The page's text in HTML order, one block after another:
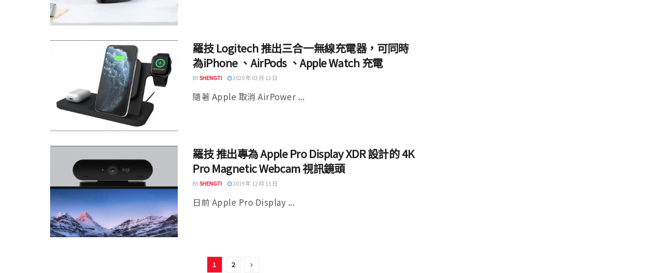
羅技 Logitech 推出三合一無線充電器，可同時
為iPhone 、AirPods 、Apple Watch 充電
BYSHENGTI 2020 年 03 月 12 日
隨著 Apple 取消 AirPower ...
羅技 推出專為 Apple Pro Display XDR 設計的 4K
Pro Magnetic Webcam 視訊鏡頭
BYSHENGTI 2019 年 12 月 13 日
日前 Apple Pro Display ...
1 2